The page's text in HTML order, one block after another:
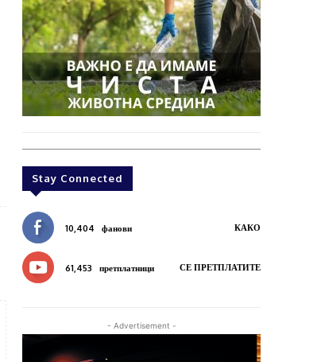
Stay Connected
10,404 фанови КАКО
61,453 претплатници СЕ ПРЕТПЛАТИТЕ
- Advertisement -